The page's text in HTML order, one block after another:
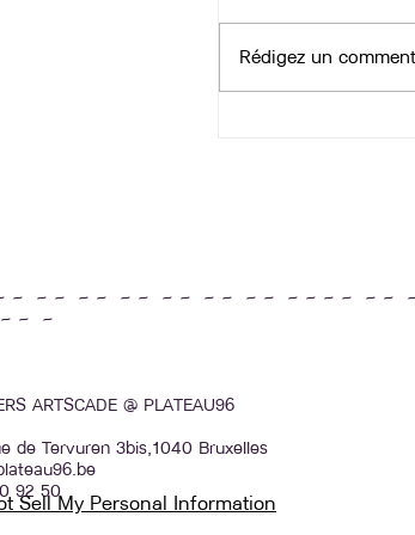
Rédigez un
~ ~ ~ ~ ~ ~ ~ ~ ~ ~ ~ ~ ~ ~ ~ ~ ~ ~ ~
~ ~
ARTSCADE @ PLATEAU96
de Tervuren 3bis,1040 Bruxelles
92 50
Sell My Personal Information